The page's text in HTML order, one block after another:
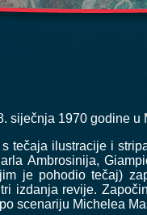
siječnja 1970 godine u
tečaja ilustracije i
Ambrosinija,
je pohodio tečaj)
izdanja revije.
scenariju Michelea